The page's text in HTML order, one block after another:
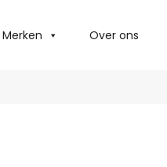
Merken Over ons